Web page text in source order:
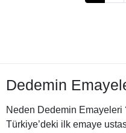
Dedemin
Neden Dedemin Emayeleri
Türkiye’deki ilk emaye